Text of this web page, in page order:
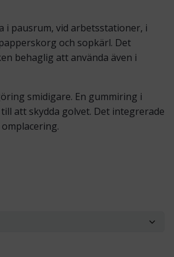
i pausrum, vid arbetsstationer, i
och sopkärl. Det
behaglig att använda även i
smidigare. En gummiring i
att skydda golvet. Det integrerade